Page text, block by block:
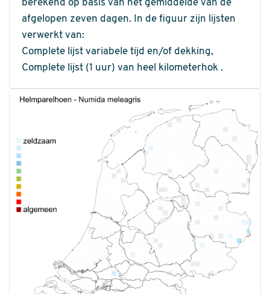
berekend op basis van het gemiddelde van de
afgelopen zeven dagen. In de figuur zijn lijsten
verwerkt van:
Complete lijst variabele tijd en/of dekking,
Complete lijst (1 uur) van heel kilometerhok .